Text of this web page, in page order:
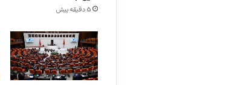
5 دقیقه پیش